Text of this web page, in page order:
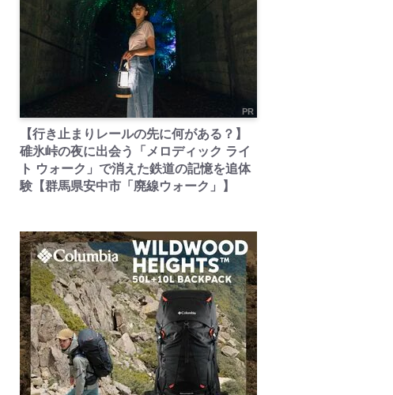
PR
【行き止まりレールの先に何がある？】
碓氷峠の夜に出会う「メロディック ライ
ト ウォーク」で消えた鉄道の記憶を追体
験【群馬県安中市「廃線ウォーク」】